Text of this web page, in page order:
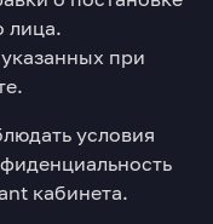
лица.
при
условия
кабинета.